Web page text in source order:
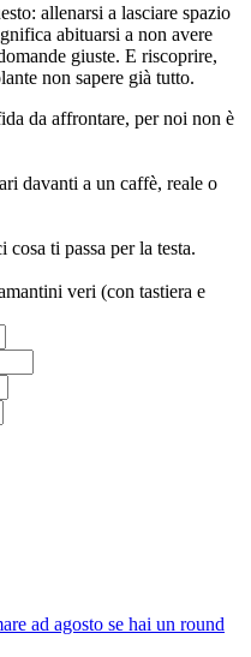
allenarsi a lasciare spazio
abituarsi a non avere
giuste. E riscoprire,
non sapere già tutto.
da affrontare, per noi non è
davanti a un caffè, reale o
ti passa per la testa.
veri (con tastiera e
ad agosto se hai un round